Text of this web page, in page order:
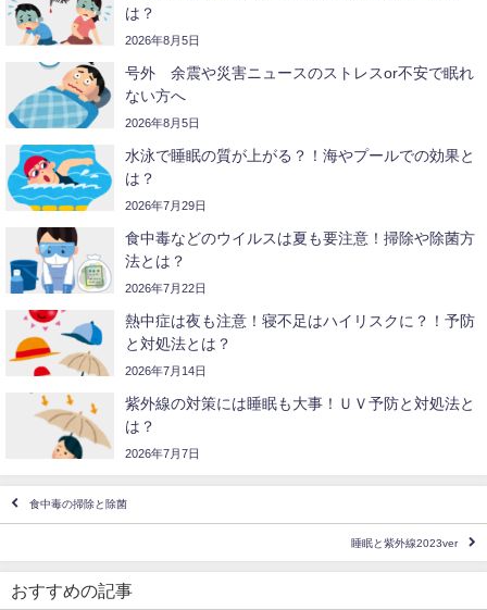
は？
2026年8月5日
号外 余震や災害ニュースのストレスor不安で眠れ
ない方へ
2026年8月5日
水泳で睡眠の質が上がる？！海やプールでの効果と
は？
2026年7月29日
食中毒などのウイルスは夏も要注意！掃除や除菌方
法とは？
2026年7月22日
熱中症は夜も注意！寝不足はハイリスクに？！予防
と対処法とは？
2026年7月14日
紫外線の対策には睡眠も大事！ＵＶ予防と対処法と
は？
2026年7月7日
食中毒の掃除と除菌
睡眠と紫外線2023ver
おすすめの記事